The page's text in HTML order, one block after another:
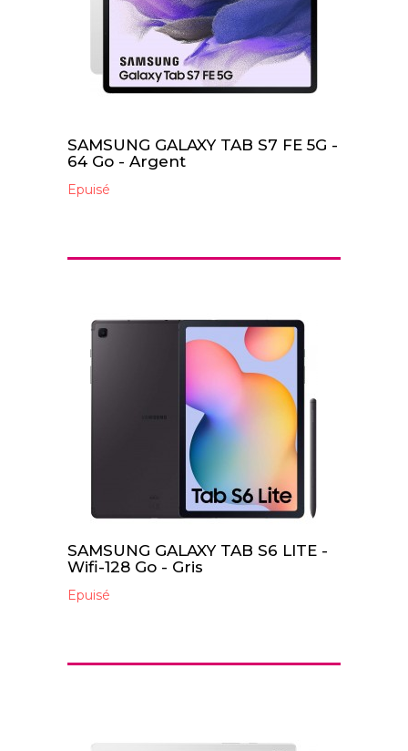
SAMSUNG GALAXY TAB S7 FE 5G -
64 Go - Argent
Epuisé
SAMSUNG GALAXY TAB S6 LITE -
Wifi-128 Go - Gris
Epuisé